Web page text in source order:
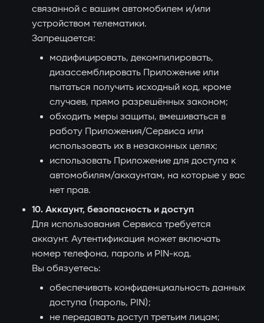
связанной с вашим автомобилем и/или
устройством телематики.
Запрещается:
модифицировать, декомпилировать,
дизассемблировать Приложение или
пытаться получить исходный код, кроме
случаев, прямо разрешённых законом;
обходить меры защиты, вмешиваться в
работу Приложения/Сервиса или
использовать их в незаконных целях;
использовать Приложение для доступа к
автомобилям/аккаунтам, на которые у вас
нет прав.
10. Аккаунт, безопасность и доступ
Для использования Сервиса требуется
аккаунт. Аутентификация может включать
номер телефона, пароль и PIN-код.
Вы обязуетесь:
обеспечивать конфиденциальность данных
доступа (пароль, PIN);
не передавать доступ третьим лицам;